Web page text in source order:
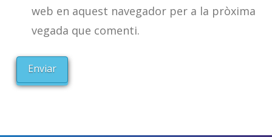
web en aquest navegador per a la pròxima
vegada que comenti.